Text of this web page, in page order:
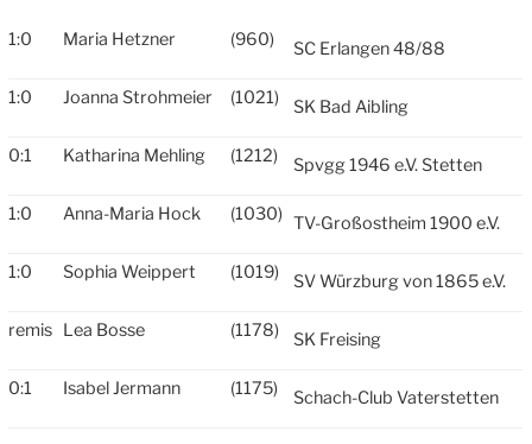
1:0 Maria Hetzner (960) SC Erlangen 48/88
1:0 Joanna Strohmeier (1021) SK Bad Aibling
0:1 Katharina Mehling (1212) Spvgg 1946 e.V. Stetten
1:0 Anna-Maria Hock (1030) TV-Großostheim 1900 e.V.
1:0 Sophia Weippert (1019) SV Würzburg von 1865 e.V.
remis Lea Bosse (1178) SK Freising
0:1 Isabel Jermann (1175) Schach-Club Vaterstetten